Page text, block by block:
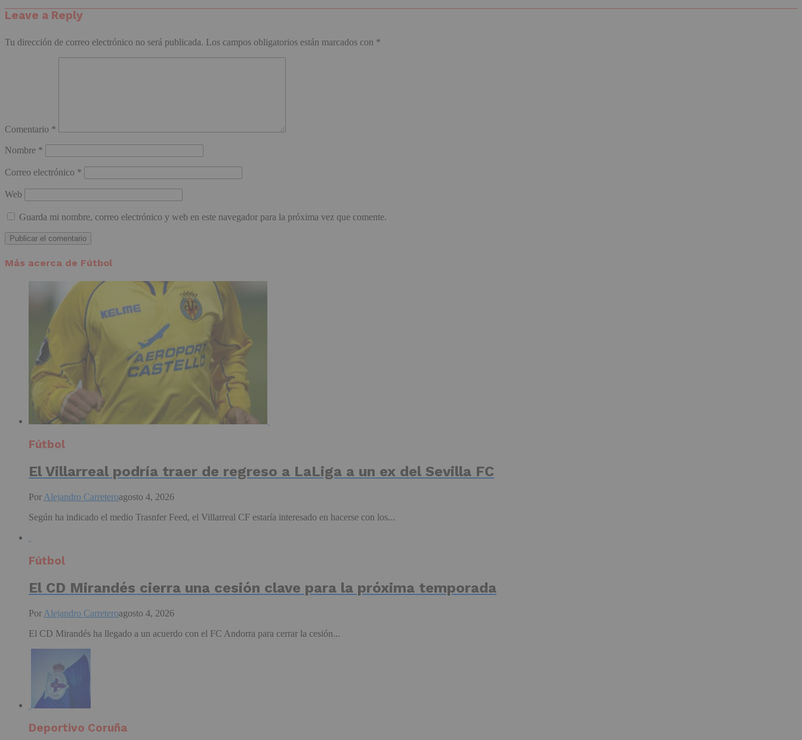
Leave a Reply
Tu dirección de correo electrónico no será publicada. Los campos obligatorios están marcados con *
Comentario *
Nombre *
Correo electrónico *
Web
Guarda mi nombre, correo electrónico y web en este navegador para la próxima vez que comente.
Más acerca de Fútbol
Fútbol
El Villarreal podría traer de regreso a LaLiga a un ex del Sevilla FC
Por Alejandro Carreteroagosto 4, 2026
Según ha indicado el medio Trasnfer Feed, el Villarreal CF estaría interesado en hacerse con los...
Fútbol
El CD Mirandés cierra una cesión clave para la próxima temporada
Por Alejandro Carreteroagosto 4, 2026
El CD Mirandés ha llegado a un acuerdo con el FC Andorra para cerrar la cesión...
Deportivo Coruña